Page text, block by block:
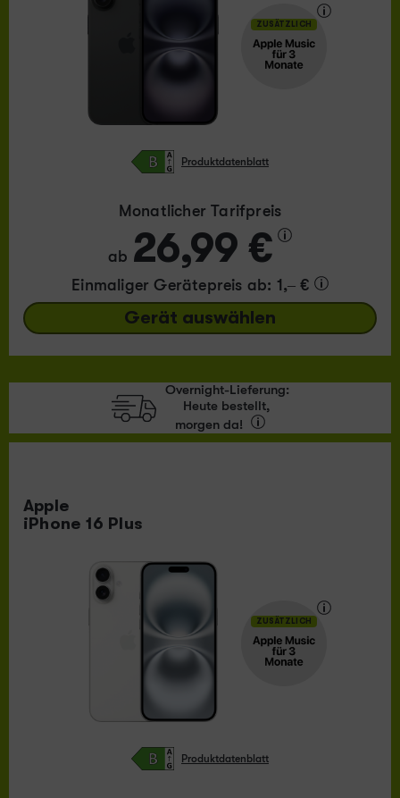
ZUSÄTZLICH
Produktdatenblatt
Monatlicher Tarifpreis
ab 26,99 €
Einmaliger Gerätepreis ab: 1,– €
Gerät auswählen
Overnight-Lieferung:
Heute bestellt,
morgen da!
Apple
iPhone 16 Plus
ZUSÄTZLICH
Produktdatenblatt